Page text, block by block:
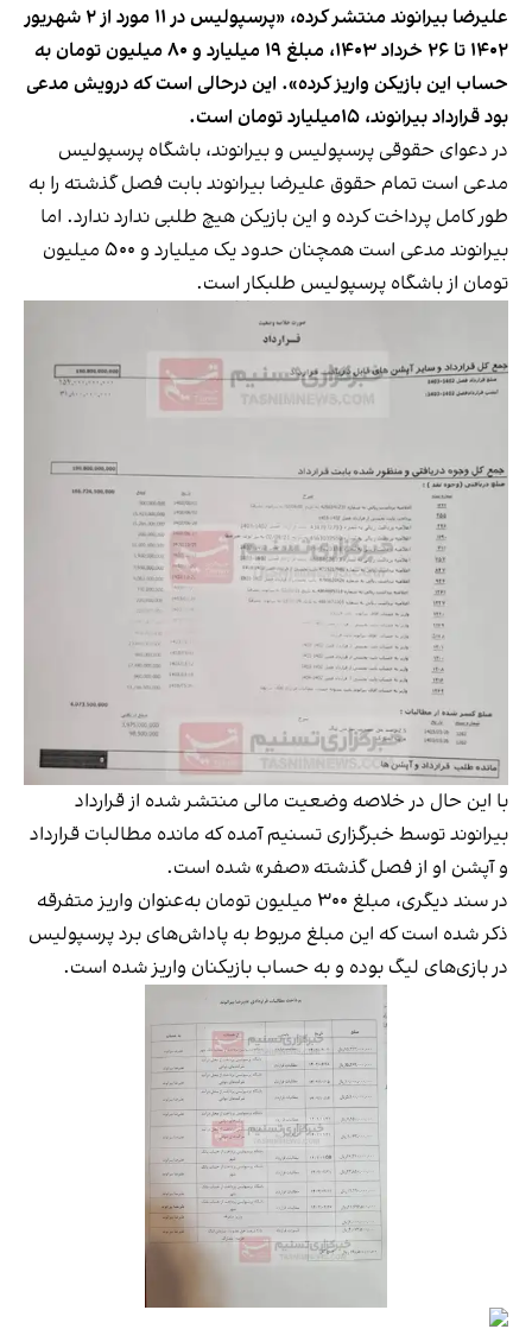
علیرضا بیرانوند منتشر کرده، «پرسپولیس در ۱۱ مورد از ۲ شهریور
۱۴۰۲ تا ۲۶ خرداد ۱۴۰۳، مبلغ ۱۹ میلیارد و ۸۰ میلیون تومان به
حساب این بازیکن واریز کرده». این درحالی است که درویش مدعی
بود قرارداد بیرانوند، ۱۵میلیارد تومان است.
در دعوای حقوقی پرسپولیس و بیرانوند، باشگاه پرسپولیس
مدعی است تمام حقوق علیرضا بیرانوند بابت فصل گذشته را به
طور کامل پرداخت کرده و این بازیکن هیچ طلبی ندارد ندارد. اما
بیرانوند مدعی است همچنان حدود یک میلیارد و ۵۰۰ میلیون
تومان از باشگاه پرسپولیس طلبکار است.
با این حال در خلاصه وضعیت مالی منتشر شده از قرارداد
بیرانوند توسط خبرگزاری تسنیم آمده که مانده مطالبات قرارداد
و آپشن او از فصل گذشته «صفر» شده است.
در سند دیگری، مبلغ ۳۰۰ میلیون تومان به‌عنوان واریز متفرقه
ذکر شده است که این مبلغ مربوط به پاداش‌های برد پرسپولیس
در بازی‌های لیگ بوده و به حساب بازیکنان واریز شده است.